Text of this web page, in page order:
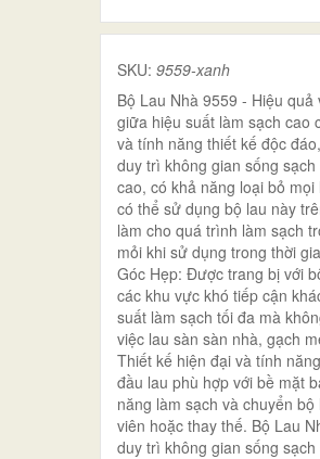
SKU: 9559-xanh
Bộ Lau Nhà 9559 - Hiệu
giữa hiệu suất làm sạch cao
và tính năng thiết kế độc
duy trì không gian sống
cao, có khả năng loại bỏ
có thể sử dụng bộ lau này
làm cho quá trình làm sạch
mỏi khi sử dụng trong thời
Góc Hẹp: Được trang bị với
các khu vực khó tiếp cận
suất làm sạch tối đa mà
việc lau sàn sàn nhà, gạch
Thiết kế hiện đại và tính
đầu lau phù hợp với bề mặt
năng làm sạch và chuyển
viên hoặc thay thế. Bộ Lau
duy trì không gian sống